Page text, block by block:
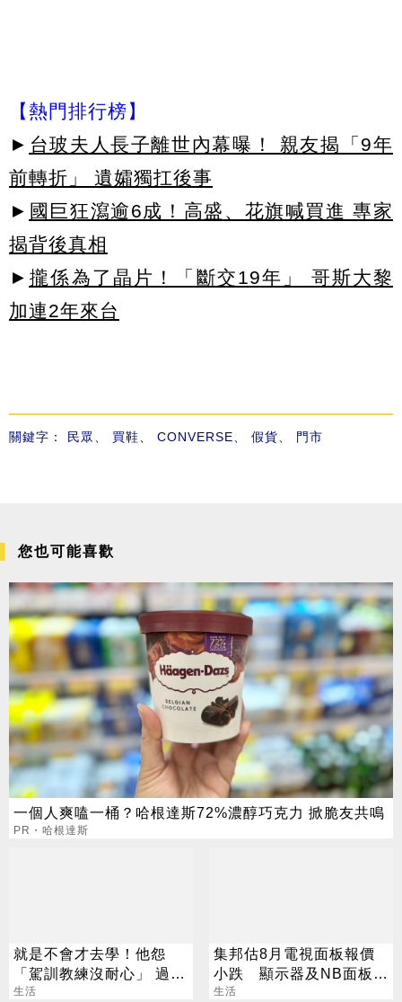
【熱門排行榜】
► 台玻夫人長子離世內幕曝！ 親友揭「9年
前轉折」 遺孀獨扛後事
► 國巨狂瀉逾6成！高盛、花旗喊買進 專家
揭背後真相
► 攏係為了晶片！「斷交19年」 哥斯大黎
加連2年來台
關鍵字： 民眾、 買鞋、 CONVERSE、 假貨、 門市
您也可能喜歡
一個人爽嗑一桶？哈根達斯72%濃醇巧克力 掀脆友共鳴
PR・哈根達斯
就是不會才去學！他怨
「駕訓教練沒耐心」 過來
人全說了
生活
集邦估8月電視面板報價
小跌 顯示器及NB面板持
平
生活